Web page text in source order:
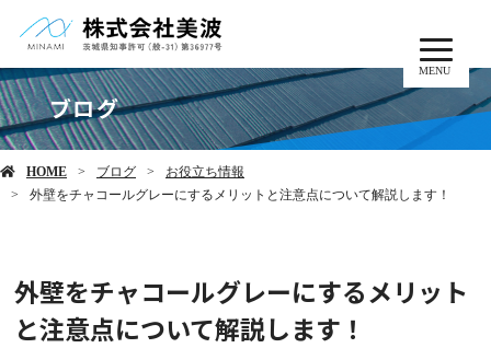
MENU
ブログ
HOME ブログ
お役立ち情報
外壁をチャコールグレーにするメリットと注意点について解説します！
外壁をチャコールグレーにするメリット
と注意点について解説します！